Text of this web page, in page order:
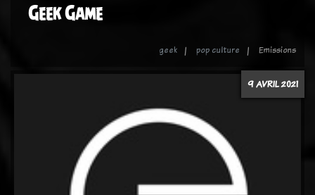
Geek Game
geek pop culture Emissions
9 AVRIL 2021